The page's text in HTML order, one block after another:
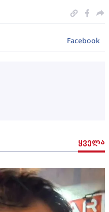
ყველა
Facebook